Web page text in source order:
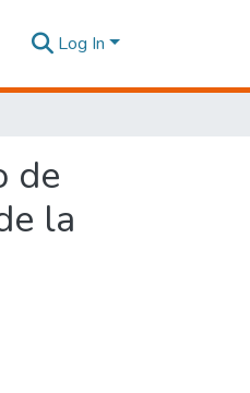
Log In
de
la